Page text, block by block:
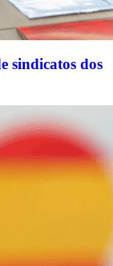
sindicatos dos